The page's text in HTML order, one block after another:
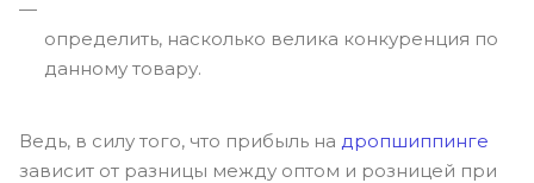
определить, насколько велика конкуренция по
данному товару.
Ведь, в силу того, что прибыль на дропшиппинге
зависит от разницы между оптом и розницей при